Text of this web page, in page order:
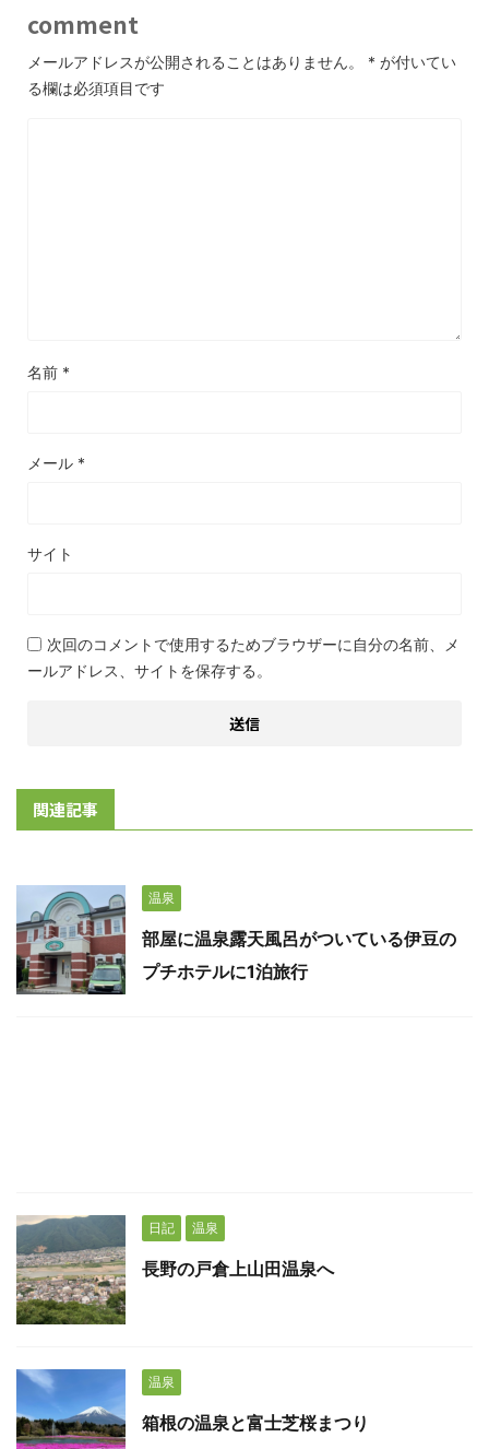
comment
メールアドレスが公開されることはありません。 * が付いてい
る欄は必須項目です
名前 *
メール *
サイト
次回のコメントで使用するためブラウザーに自分の名前、メ
ールアドレス、サイトを保存する。
関連記事
温泉
部屋に温泉露天風呂がついている伊豆の
プチホテルに1泊旅行
日記 温泉
長野の戸倉上山田温泉へ
温泉
箱根の温泉と富士芝桜まつり